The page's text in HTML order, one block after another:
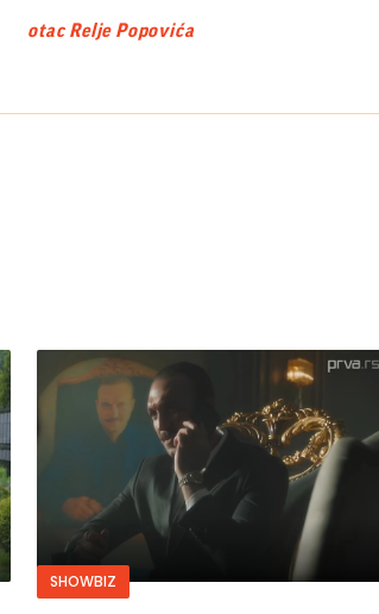
otac Relje Popovića
SHOWBIZ